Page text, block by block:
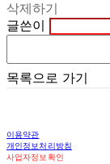
삭제하기
글쓴이
목록으로 가기
이용약관
개인정보처리방침
사업자정보확인